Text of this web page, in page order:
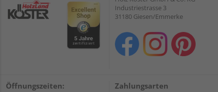
Industriestrasse 3
31180 Giesen/Emmerke
Öffnungszeiten: Zahlungsarten